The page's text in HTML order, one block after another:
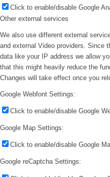
Click to enable/disable Google
Other external services
We also use different external
and external Video providers. Since
data like your IP address we allow
that this might heavily reduce the
Changes will take effect once you
Google Webfont Settings:
Click to enable/disable Google
Google Map Settings:
Click to enable/disable Google
Google reCaptcha Settings: